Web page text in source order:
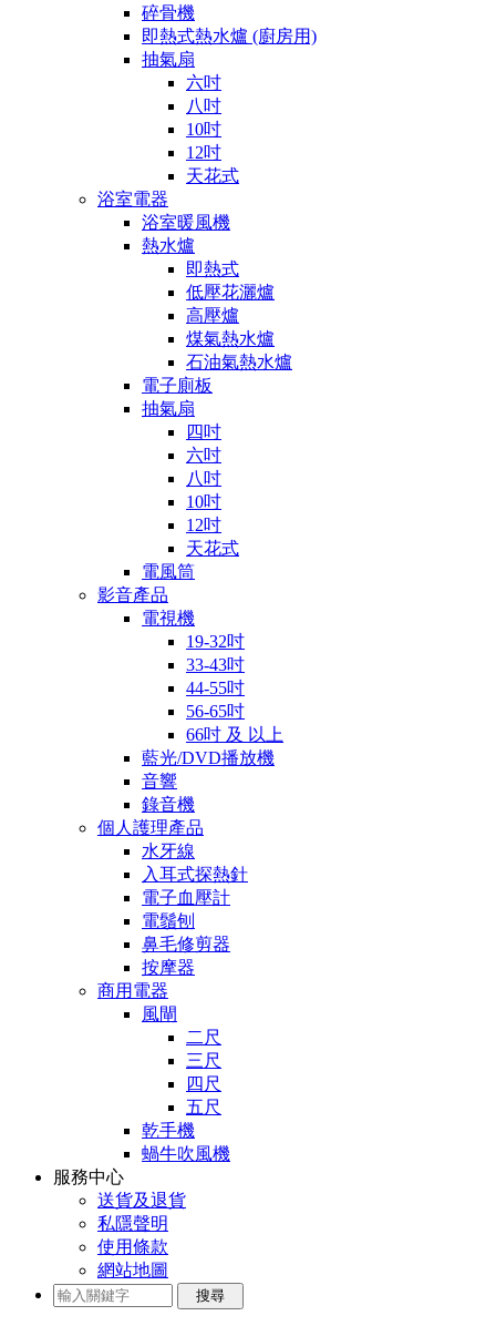
碎骨機
即熱式熱水爐 (廚房用)
抽氣扇
六吋
八吋
10吋
12吋
天花式
浴室電器
浴室暖風機
熱水爐
即熱式
低壓花灑爐
高壓爐
煤氣熱水爐
石油氣熱水爐
電子廁板
抽氣扇
四吋
六吋
八吋
10吋
12吋
天花式
電風筒
影音產品
電視機
19-32吋
33-43吋
44-55吋
56-65吋
66吋 及 以上
藍光/DVD播放機
音響
錄音機
個人護理產品
水牙線
入耳式探熱針
電子血壓計
電鬚刨
鼻毛修剪器
按摩器
商用電器
風閘
二尺
三尺
四尺
五尺
乾手機
蝸牛吹風機
服務中心
送貨及退貨
私隱聲明
使用條款
網站地圖